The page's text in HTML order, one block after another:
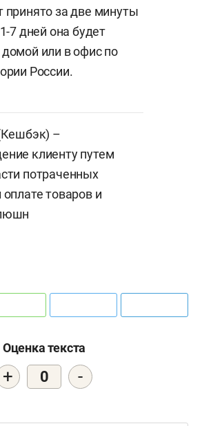
принято за две минуты
7 дней она будет
или в офис по
России.
–
клиенту путем
потраченных
товаров и
Оценка текста
+ 0 -